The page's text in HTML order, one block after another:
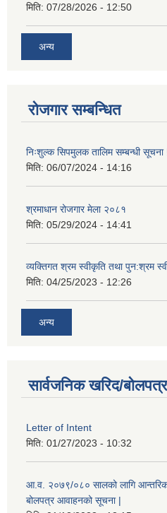
मिति: 07/28/2026 - 12:50
अन्य
रोजगार सम्बन्धित
निःशुल्क सिपमुलक तालिम सम्बन्धी सूचना
मिति: 06/07/2024 - 14:16
श्रमाधान रोजगार मेला २०८१
मिति: 05/29/2024 - 14:41
व्यक्तिगत श्रम स्वीकृति तथा पुन:श्रम
मिति: 04/25/2023 - 12:26
अन्य
सार्वजनिक खरिद/
Letter of Intent
मिति: 01/27/2023 - 10:32
आ.व. २०७९/०८० सालको लागि आन्तरिक
बोलपत्र आवाहनको सूचना |